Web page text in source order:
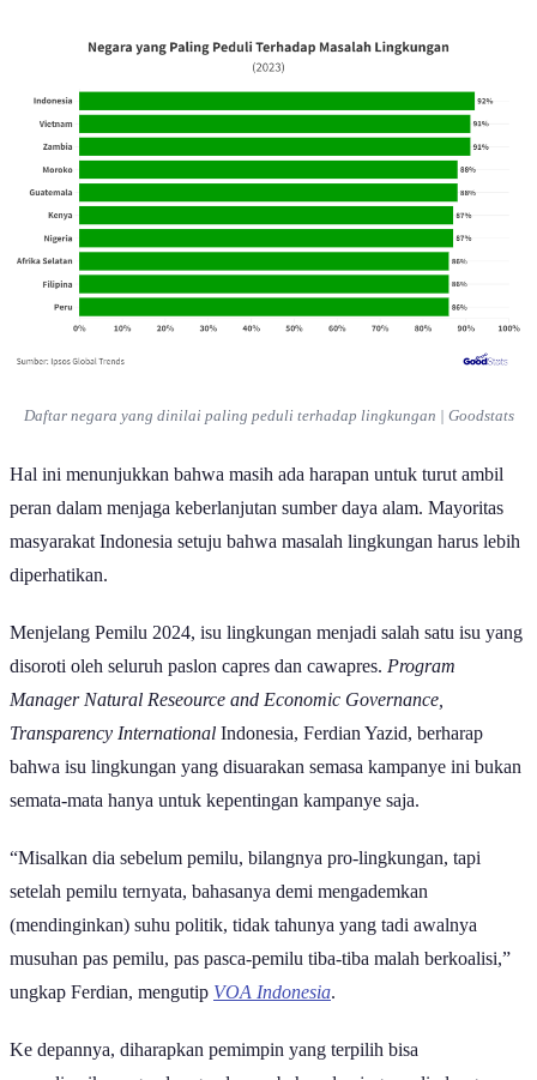
Daftar negara yang dinilai paling peduli terhadap lingkungan | Goodstats
Hal ini menunjukkan bahwa masih ada harapan untuk turut ambil
peran dalam menjaga keberlanjutan sumber daya alam. Mayoritas
masyarakat Indonesia setuju bahwa masalah lingkungan harus lebih
diperhatikan.
Menjelang Pemilu 2024, isu lingkungan menjadi salah satu isu yang
disoroti oleh seluruh paslon capres dan cawapres. Program
Manager Natural Reseource and Economic Governance
Transparency International Indonesia, Ferdian Yazid, berharap
bahwa isu lingkungan yang disuarakan semasa kampanye ini bukan
semata-mata hanya untuk kepentingan kampanye saja.
“Misalkan dia sebelum pemilu, bilangnya pro-lingkungan, tapi
setelah pemilu ternyata, bahasanya demi mengademkan
(mendinginkan) suhu politik, tidak tahunya yang tadi awalnya
musuhan pas pemilu, pas pasca-pemilu tiba-tiba malah berkoalisi,”
ungkap Ferdian, mengutip VOA Indonesia.
Ke depannya, diharapkan pemimpin yang terpilih bisa